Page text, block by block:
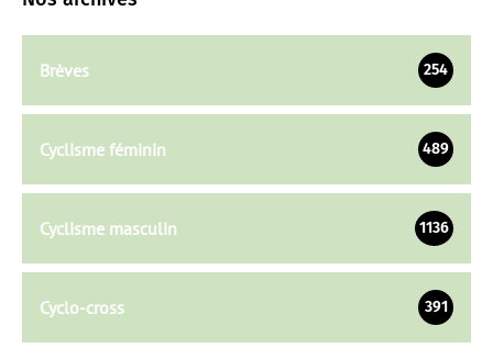
Brèves 254
Cyclisme féminin 489
Cyclisme masculin 1136
Cyclo-cross 391